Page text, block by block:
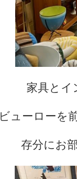
家具とイ
ビューローを
存分にお